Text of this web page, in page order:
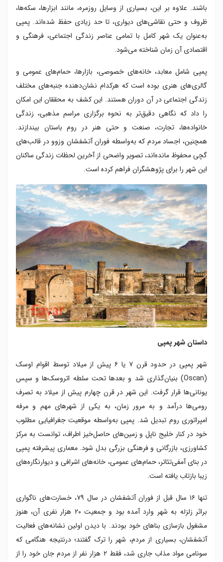
باشند. علاوه بر این، بسیاری از وسایل روزمره، مانند ابزارها، سکه‌ها،
ظروف و حتی نقاشی‌های دیواری، تا حد زیادی حفظ شده‌اند. پمپی
به‌عنوان یک شهر کامل با تمامی عناصر زندگی اجتماعی، فرهنگی و
اقتصادی آن زمان شناخته می‌شود.
پمپی شامل معابد، خانه‌های خصوصی، بازارها، حمام‌های عمومی و
گالری‌های هنری بوده است که هرکدام نشان‌دهنده جنبه‌های مختلف
زندگی اجتماعی در آن دوران هستند. این کشف به محققان این امکان
را داد که نگاهی دقیق‌تر به نحوه برگزاری مراسم مذهبی، زندگی
خانواده‌ها، تجارت، صنعت و حتی هنر در روم باستان بیندازند.
همچنین، اجساد مردم که به‌واسطه فوران آتشفشان وزوو در قالب‌های
گچی محفوظ مانده‌اند، تصویر واضحی از آخرین لحظات زندگی ساکنان
این شهر را برای پژوهشگران فراهم کرده است.
داستان شهر پمپی
شهر پمپی در حدود قرن ۷ یا ۶ پیش از میلاد توسط اقوام اوسک
(Oscan) بنیان‌گذاری شد و بعدها تحت سلطه اتروسک‌ها و سپس
یونانی‌ها قرار گرفت. این شهر در قرن چهارم پیش از میلاد به تصرف
رومی‌ها درآمد و به مرور زمان، به یکی از شهرهای مهم و مرفه
امپراتوری روم تبدیل شد. پمپی به‌واسطه موقعیت جغرافیایی مطلوب
خود در کنار خلیج ناپل و زمین‌های حاصل‌خیز اطراف، توانست به مرکز
کشاورزی، بازرگانی و فرهنگی بزرگی بدل شود. معماری پیشرفته پمپی
در بنای آمفی‌تئاتر، حمام‌های عمومی، خانه‌های اشرافی و دیوارنگاره‌های
زیبا بازتاب یافته است.
تنها ۱۶ سال قبل از فوران آتشفشان در سال ۷۹، خسارت‌های ناگواری
براثر زلزله به شهر وارد آمده بود و جمعیت ۲۰ هزار نفری آن، هنوز
مشغول بازسازی بناهای خود بودند. با دیدن اولین نشانه‌های فعالیت
آتشفشان، بسیاری از مردم، شهر را ترک گفتند؛ درنتیجه هنگامی‌ که
سونامی مواد مذاب جاری شد، فقط ۲ هزار نفر از مردم جان خود را از